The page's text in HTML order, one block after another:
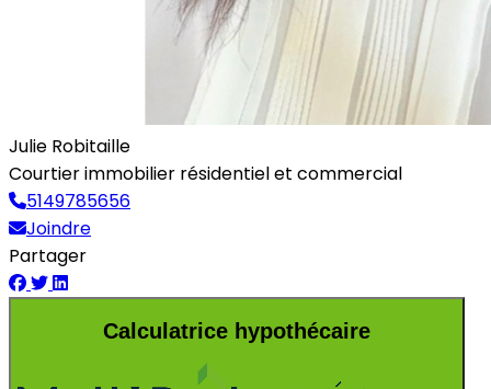
Julie Robitaille
Courtier immobilier résidentiel et commercial
5149785656
Joindre
Partager
Calculatrice hypothécaire